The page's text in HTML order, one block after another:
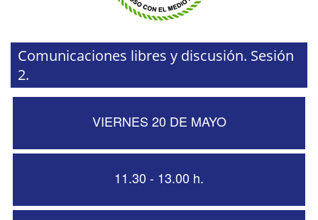
Comunicaciones libres y discusión. Sesión
2.
VIERNES 20 DE MAYO
11.30 - 13.00 h.